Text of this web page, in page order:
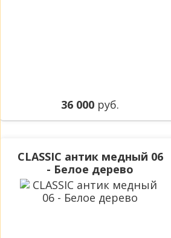
36 000 руб.
CLASSIC антик медный 06
- Белое дерево